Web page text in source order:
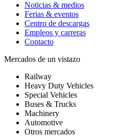
Noticias & medios
Ferias & eventos
Centro de descargas
Empleos y carreras
Contacto
Mercados de un vistazo
Railway
Heavy Duty Vehicles
Special Vehicles
Buses & Trucks
Machinery
Automotive
Otros mercados